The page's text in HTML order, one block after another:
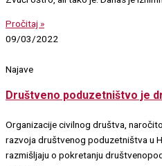
Pročitaj »
09/03/2022
Najave
Društveno poduzetništvo je
Organizacije civilnog društva,
razvoja društvenog poduzetništva u
razmišljaju o pokretanju